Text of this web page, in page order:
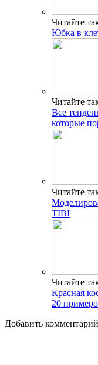
Читайте
Юбка в
Читайте
Все
которые
Читайте
TIBI
Читайте
Красная
20
Добавить комментарий